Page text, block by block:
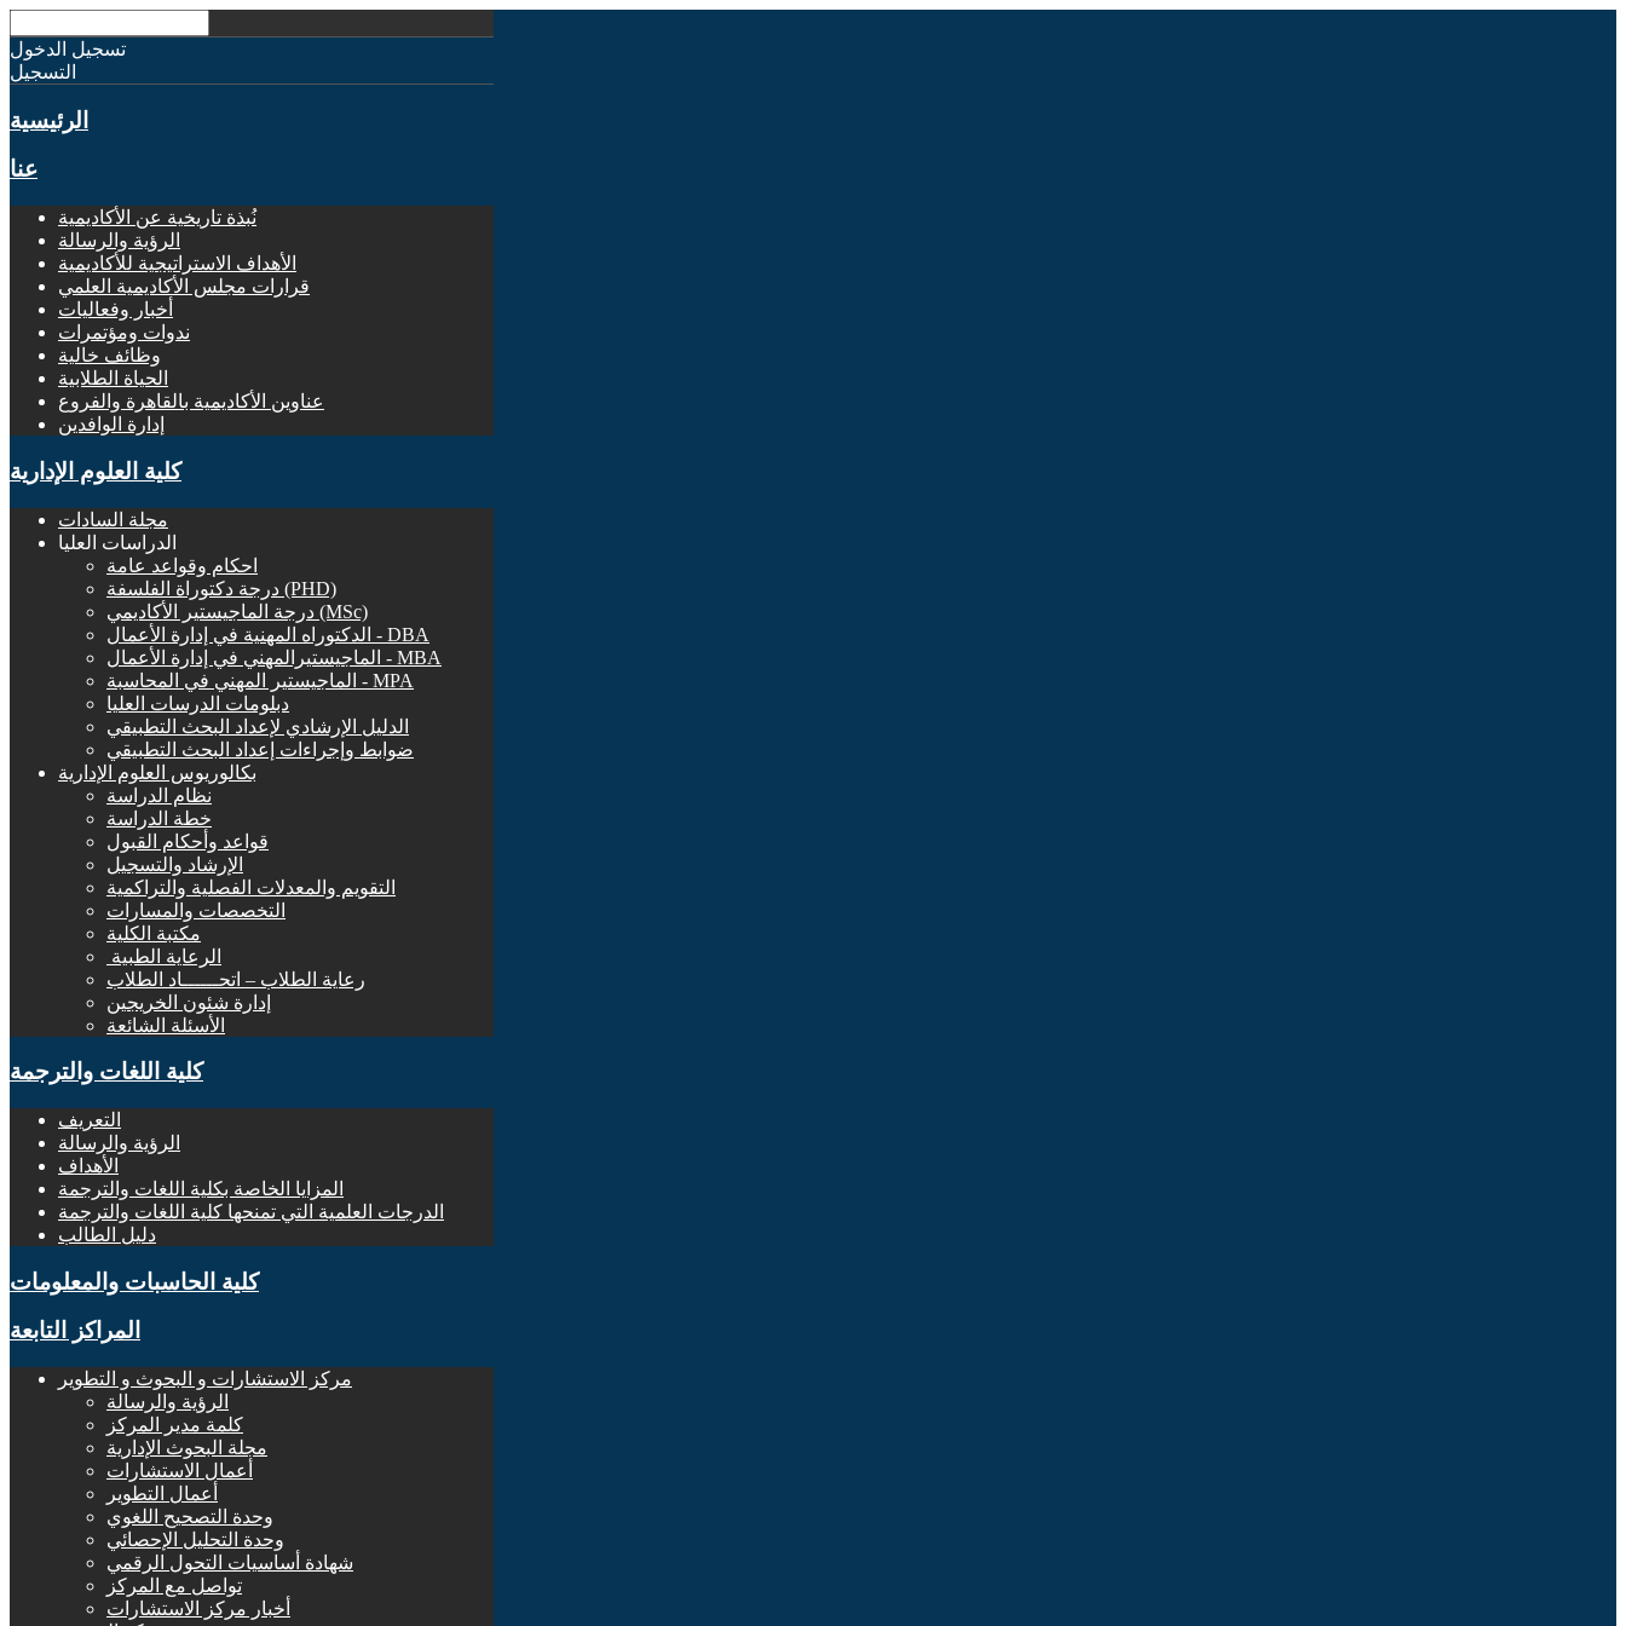
تسجيل الدخول
التسجيل
الرئيسية
عنا
نُبذة تاريخية عن الأكاديمية
الرؤية والرسالة
الأهداف الاستراتيجية للأكاديمية
قرارات مجلس الأكاديمية العلمي
أخبار وفعاليات
ندوات ومؤتمرات
وظائف خالية
الحياة الطلابية
عناوين الأكاديمية بالقاهرة والفروع
إدارة الوافدين
كلية العلوم الإدارية
مجلة السادات
الدراسات العليا
احكام وقواعد عامة
درجة دكتوراة الفلسفة (PHD)
درجة الماجيستير الأكاديمي (MSc)
الدكتوراه المهنية في إدارة الأعمال - DBA
الماجيستيرالمهني في إدارة الأعمال - MBA
الماجيستير المهني في المحاسبة - MPA
دبلومات الدرسات العليا
الدليل الإرشادي لإعداد البحث التطبيقي
ضوابط وإجراءات إعداد البحث التطبيقي
بكالوريوس العلوم الإدارية
نظام الدراسة
خطة الدراسة
قواعد وأحكام القبول
الإرشاد والتسجيل
التقويم والمعدلات الفصلية والتراكمية
التخصصات والمسارات
مكتبة الكلية
الرعاية الطبية ‏
رعاية الطلاب – اتحــــــاد الطلاب
إدارة شئون الخريجين
الأسئلة الشائعة
كلية اللغات والترجمة
التعريف
الرؤية والرسالة
الأهداف
المزايا الخاصة بكلية اللغات والترجمة
الدرجات العلمية التي تمنحها كلية اللغات والترجمة
دليل الطالب
كلية الحاسبات والمعلومات
المراكز التابعة
مركز الاستشارات و البحوث و التطوير
الرؤية والرسالة
كلمة مدير المركز
مجلة البحوث الإدارية
أعمال الاستشارات
أعمال التطوير
وحدة التصحيح اللغوي
وحدة التحليل الإحصائي
شهادة أساسيات التحول الرقمي
تواصل مع المركز
أخبار مركز الاستشارات